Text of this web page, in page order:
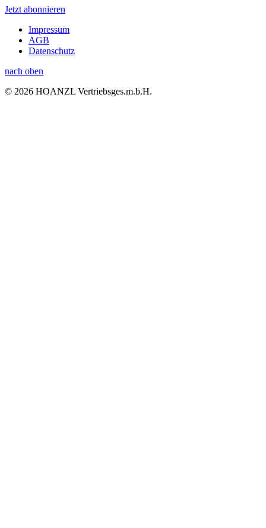
Jetzt abonnieren
Impressum
AGB
Datenschutz
nach oben
© 2026 HOANZL Vertriebsges.m.b.H.